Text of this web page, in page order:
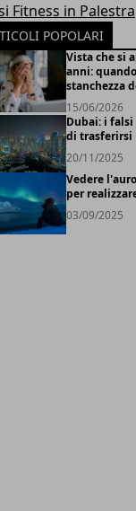
Fitness in Palestra
POPOLARI
Vista che si
anni:
stanchezza
15/06/2026
Dubai: i
di trasferirsi
20/11/2025
Vedere
per
03/09/2025